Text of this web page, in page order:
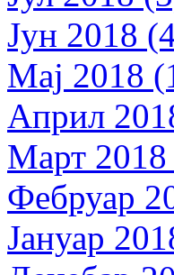
Јун 2018
Мај 2018
Април
Март
Фебруар
Јануар